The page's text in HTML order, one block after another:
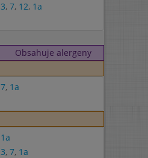
3, 7, 12, 1a
Obsahuje alergeny
7, 1a
1a
3, 7, 1a